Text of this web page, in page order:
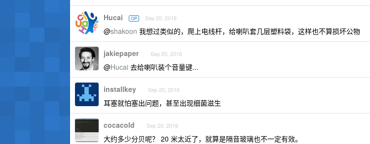
Hucai OP Sep 20, 2016
@shakoon 我想过类似的，爬上电线杆，给喇叭套几层塑料袋，这样也不算损坏公物
jakiepaper Sep 20, 2016
@Hucai 去给喇叭装个音量键...
installkey Sep 20, 2016
耳塞就怕塞出问题，甚至出现细菌滋生
cocacold Sep 20, 2016
大约多少分贝呢？ 20 米太近了，就算是隔音玻璃也不一定有效。